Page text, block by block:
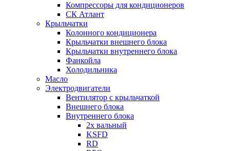
Компрессоры для кондиционеров
СК Атлант
Крыльчатки
Колонного кондиционера
Крыльчатки внешнего блока
Крыльчатки внутреннего блока
Фанкойла
Холодильника
Масло
Электродвигатели
Вентилятор с крыльчаткой
Внешнего блока
Внутреннего блока
2х вальный
KSFD
RD